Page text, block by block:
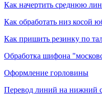
Как начертить среднюю
Как обработать низ косой
Как пришить резинку по
Обработка шифона
Оформление горловины
Перевод линий на нижний